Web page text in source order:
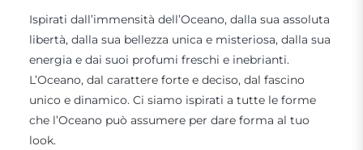
Ispirati dall’immensità dell’Oceano, dalla sua assoluta
libertà, dalla sua bellezza unica e misteriosa, dalla sua
energia e dai suoi profumi freschi e inebrianti.
L’Oceano, dal carattere forte e deciso, dal fascino
unico e dinamico. Ci siamo ispirati a tutte le forme
che l’Oceano può assumere per dare forma al tuo
look.